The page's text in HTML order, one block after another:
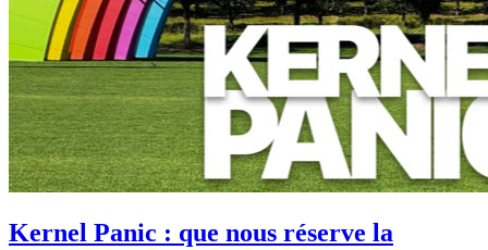
Kernel Panic : que nous réserve la